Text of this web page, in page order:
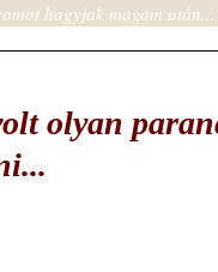
olyan
hagyjak magam